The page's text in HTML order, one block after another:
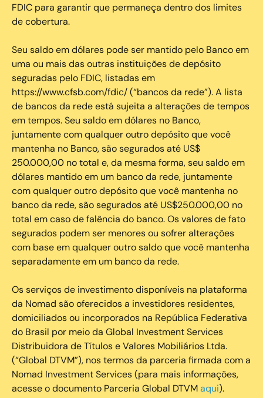
FDIC para garantir que permaneça dentro dos limites
de cobertura.
Seu saldo em dólares pode ser mantido pelo Banco em
uma ou mais das outras instituições de depósito
seguradas pelo FDIC, listadas em
https://www.cfsb.com/fdic/ (“bancos da rede”). A lista
de bancos da rede está sujeita a alterações de tempos
em tempos. Seu saldo em dólares no Banco,
juntamente com qualquer outro depósito que você
mantenha no Banco, são segurados até US$
250.000,00 no total e, da mesma forma, seu saldo em
dólares mantido em um banco da rede, juntamente
com qualquer outro depósito que você mantenha no
banco da rede, são segurados até US$250.000,00 no
total em caso de falência do banco. Os valores de fato
segurados podem ser menores ou sofrer alterações
com base em qualquer outro saldo que você mantenha
separadamente em um banco da rede.
Os serviços de investimento disponíveis na plataforma
da Nomad são oferecidos a investidores residentes,
domiciliados ou incorporados na República Federativa
do Brasil por meio da Global Investment Services
Distribuidora de Títulos e Valores Mobiliários Ltda.
(“Global DTVM”), nos termos da parceria firmada com a
Nomad Investment Services (para mais informações,
acesse o documento Parceria Global DTVMaqui).